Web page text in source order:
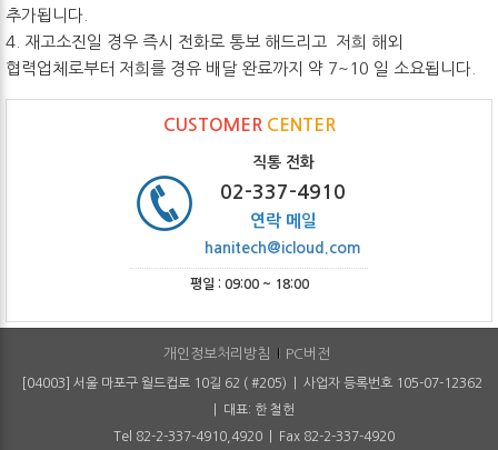
추가됩니다.
4. 재고소진일 경우 즉시 전화로 통보 해드리고 저희 해외
협력업체로부터 저희를 경유 배달 완료까지 약 7~10 일 소요됩니다.
CUSTOMER CENTER
직통 전화
02-337-4910
연락 메일
hanitech@icloud.com
평일 : 09:00 ~ 18:00
개인정보처리방침 PC버전
[04003] 서울 마포구 월드컵로 10길 62 ( #205) | 사업자 등록번호 105-07-12362
| 대표: 한 철헌
Tel 82-2-337-4910,4920 | Fax 82-2-337-4920